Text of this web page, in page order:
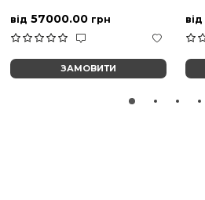
від 57000.00 грн
ЗАМОВИТИ
від